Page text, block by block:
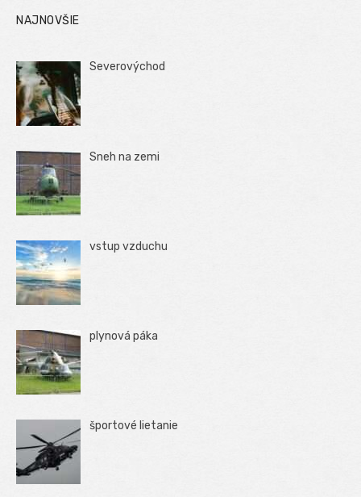
NAJNOVŠIE
Severovýchod
Sneh na zemi
vstup vzduchu
plynová páka
športové lietanie